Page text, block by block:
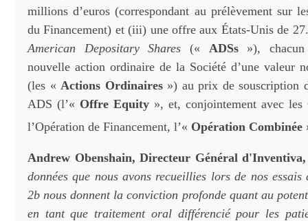
millions d’euros (correspondant au prélèvement sur
du Financement) et (iii) une offre aux États-Unis de
American Depositary Shares (« ADSs»), chacun
nouvelle action ordinaire de la Société d’une valeur
(les « Actions Ordinaires») au prix de souscription
ADS (l’« Offre Equity », et, conjointement avec
l’Opération de Financement, l’« Opération Combinée
Andrew Obenshain, Directeur Général
données que nous avons recueillies lors de nos essais
2b nous donnent la conviction profonde quant au
en tant que traitement oral différencié pour les